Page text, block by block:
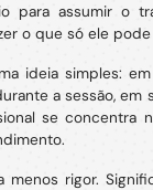
para assumir o
o que só ele pode
ideia simples:
a sessão,
se concentra
menos rigor.